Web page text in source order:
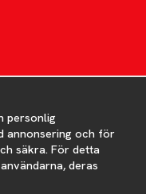
och
personlig
annonsering och för
säkra. För detta
deras